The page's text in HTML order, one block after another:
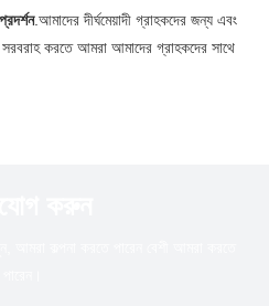
প্রদর্শন.আমাদের দীর্ঘমেয়াদী গ্রাহকদের জন্য এবং
সরবরাহ করতে আমরা আমাদের গ্রাহকদের সাথে